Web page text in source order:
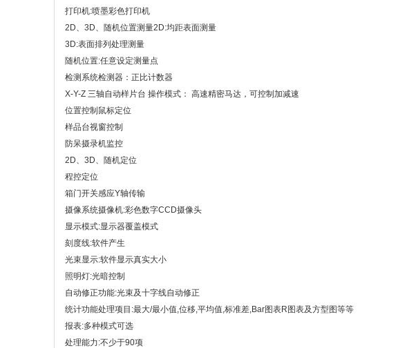
打印机:喷墨彩色打印机
2D、3D、随机位置测量2D:均距表面测量
3D:表面排列处理测量
随机位置:任意设定测量点
检测系统检测器：正比计数器
X-Y-Z 三轴自动样片台 操作模式： 高速精密马达，可控制加减速
位置控制 鼠标定位
样品台视窗控制
防呆摄录机监控
2D、3D、随机定位
程控定位
箱门开关感应Y轴传输
摄像系统摄像机:彩色数字CCD摄像头
显示模式:显示器覆盖模式
刻度线:软件产生
光束显示:软件显示真实大小
照明灯:光暗控制
自动修正功能:光束及十字线自动修正
统计功能处理项目:最大/最小值,位移,平均值,标准差,Bar图表R图表及方型图等等
报表:多种模式可选
处理能力:不少于90项